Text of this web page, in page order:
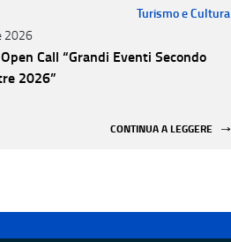
Turismo e Cultura
2026
Call “Grandi Eventi Secondo
2026”
CONTINUA A LEGGERE